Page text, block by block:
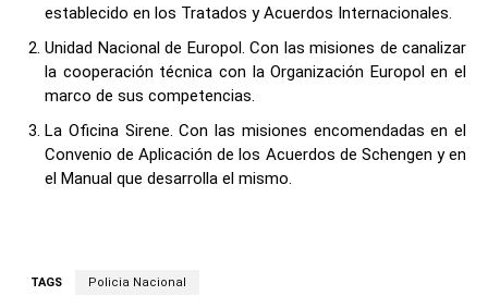
establecido en los Tratados y Acuerdos Internacionales.
Unidad Nacional de Europol. Con las misiones de canalizar
la cooperación técnica con la Organización Europol en el
marco de sus competencias.
La Oficina Sirene. Con las misiones encomendadas en el
Convenio de Aplicación de los Acuerdos de Schengen y en
el Manual que desarrolla el mismo.
TAGS Policia Nacional